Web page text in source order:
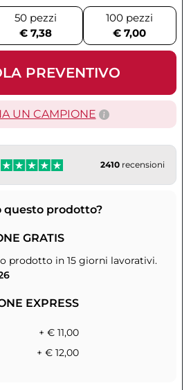
50 pezzi
€ 7,38
100 pezzi
€ 7,00
PREVENTIVO
UN CAMPIONE
2410 recensioni
questo prodotto?
GRATIS
prodotto in 15 giorni lavorativi.
EXPRESS
+ € 11,00
+ € 12,00